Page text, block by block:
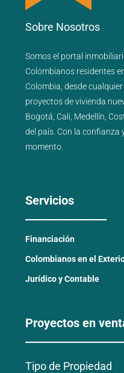
Sobre Nosotros
Somos el portal
Colombianos residentes
Colombia, desde
proyectos devivienda
Bogotá Cali Medellín
del país . Con la
momento.
Servicios
Financiación
Colombianos en el
Jurídico y Contable
Proyectos en
Tipo de Propiedad